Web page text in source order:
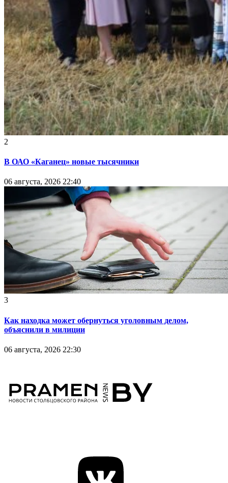
2
В ОАО «Каганец» новые тысячники
06 августа, 2026 22:40
3
Как находка может обернуться уголовным делом,
объяснили в милиции
06 августа, 2026 22:30